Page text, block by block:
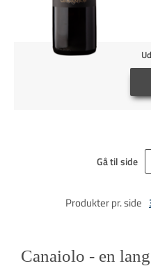
Gå til side
Produkter pr. side
Canaiolo - en